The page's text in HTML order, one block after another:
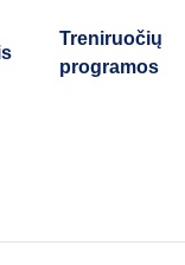
Treniruočių
programos